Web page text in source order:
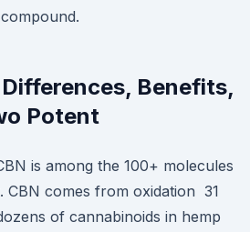
Benefits,
Potent
is among the 100+ molecules
CBN comes from oxidation 31
of cannabinoids in hemp